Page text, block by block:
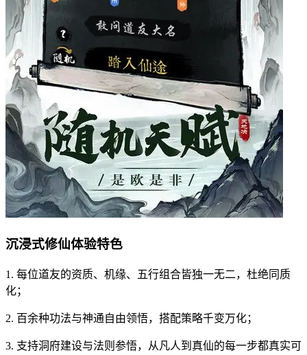
沉浸式修仙体验特色
1. 每位道友的资质、机缘、五行组合皆独一无二，杜绝同质
化；
2. 百余种功法与神通自由领悟，搭配策略千变万化；
3. 支持洞府建设与法则参悟，从凡人到真仙的每一步都真实可